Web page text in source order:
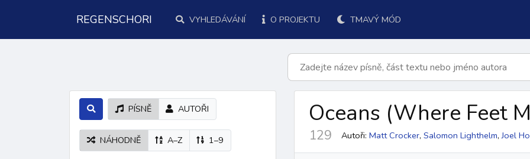
REGENSCHORI VYHLEDÁVÁNÍ O PROJEKTU TMAVÝ MÓD
PÍSNĚ AUTOŘI
NÁHODNĚ A–Z 1–9
Oceans (Where Feet
129 Autoři: Matt Crocker, Salomon Lighthelm, Joel